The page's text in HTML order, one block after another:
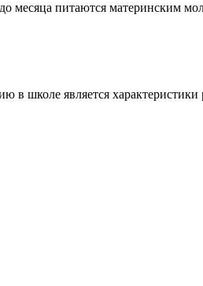
месяца питаются материнским
в школе является